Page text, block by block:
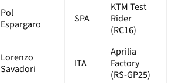
Pol
Espargaro
SPA
KTM Test
Rider
(RC16)
Lorenzo
Savadori
ITA
Aprilia
Factory
(RS-GP25)